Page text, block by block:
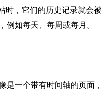
，它们的历史记录就会被
例如每天、每周或每月。
是一个带有时间轴的页面